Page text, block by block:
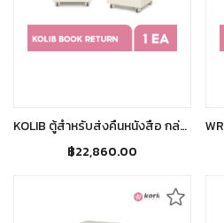
KOLIB ตู้สำหรับส่งคืนหนังสือ กล่องใส่หนังสือ ตู้เก็บหนังสือ ตู้หนังสือห้องสมุด ตู้คืนหนังสือ
฿22,860.00